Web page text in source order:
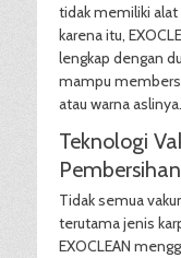
tidak memiliki
karena itu,
lengkap dengan
mampu
atau warna aslinya.
Teknologi
Tidak semua
terutama jenis
EXOCLEAN